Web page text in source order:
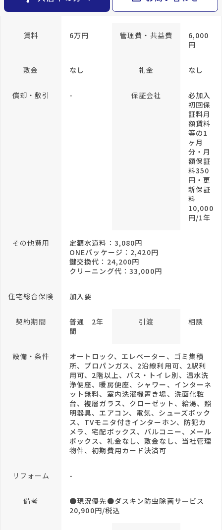
検索条件
閲覧履歴 keyboard_arrow_right
マイホームを考え始めたら keyboard_arrow_right
所在階/階建 4階／地上8階
賃料 6万円 管理費・共益費
6,000
円
敷金 なし 礼金 なし
償却・敷引 - 保証会社
必加入
初回保
証料月
額賃料
等の1
ヶ月
分・月
額保証
料350
円・更
新保証
料
10,000
円/1年
その他費用
定額水道料：3,080円
ONEパッケージ：2,420円
鍵交換代：24,200円
クリーニング代：33,000円
住宅総合保険 加入要
契約期間
普通 2年
間
引渡 相談
設備・条件
オートロック、エレベーター、ゴミ集積
所、プロパンガス、2沿線利用可、2駅利
用可、2階以上、バス・トイレ別、温水洗
浄便座、暖房便座、シャワー、インターネ
ット無料、室内洗濯機置き場、洗面化粧
台、複層ガラス、クローゼット、給湯、照
明器具、エアコン、電気、シューズボック
ス、TVモニタ付きインターホン、防犯カ
メラ、宅配ボックス、バルコニー、メール
ボックス、礼金なし、敷金なし、当社管理
物件、初期費用カード決済可
リフォーム -
備考
●現況優先●ダスキン防虫除菌サービス
20,900円/税込